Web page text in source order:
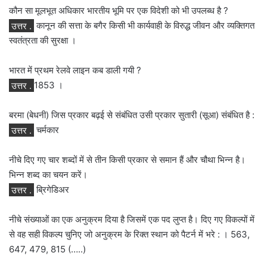
कौन सा मूलभूत अधिकार भारतीय भूमि पर एक विदेशी को भी उपलब्ध है ?
उत्तर . कानून की सत्ता के बगैर किसी भी कार्यवाही के विरुद्ध जीवन और व्यक्तिगत
स्वतंत्रता की सुरक्षा ।
भारत में प्रथम रेलवे लाइन कब डाली गयी ?
उत्तर . 1853 ।
बरमा (बेधनी) जिस प्रकार बढ़ई से संबंधित उसी प्रकार सुतारी (सूआ) संबंधित है :
उत्तर . चर्मकार
नीचे दिए गए चार शब्दों में से तीन किसी प्रकार से समान हैं और चौथा भिन्न है।
भिन्न शब्द का चयन करें।
उत्तर . ब्रिगेडिअर
नीचे संख्याओं का एक अनुक्रम दिया है जिसमें एक पद लुप्त है। दिए गए विकल्पों में
से वह सही विकल्प चुनिए जो अनुक्रम के रिक्त स्थान को पैटर्न में भरे : । 563,
647, 479, 815 (…..)